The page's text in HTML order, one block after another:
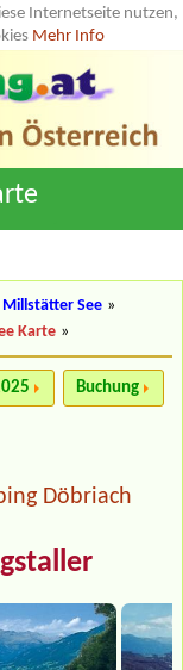
Internetseite nutzen,
Mehr Info
Millstätter See »
Karte »
Buchung
Döbriach